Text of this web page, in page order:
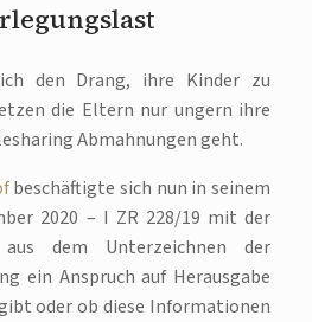
den Drang, ihre Kinder zu
die Eltern nur ungern ihre
Abmahnungen geht.
beschäftigte sich nun in seinem
2020 – I ZR 228/19 mit der
dem Unterzeichnen der
ein Anspruch auf Herausgabe
oder ob diese Informationen